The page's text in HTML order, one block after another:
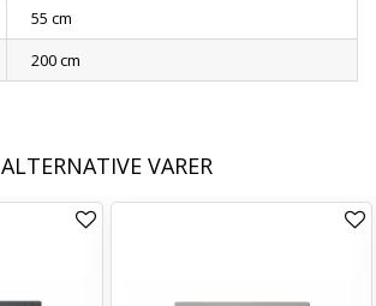
55 cm
200 cm
ALTERNATIVE VARER